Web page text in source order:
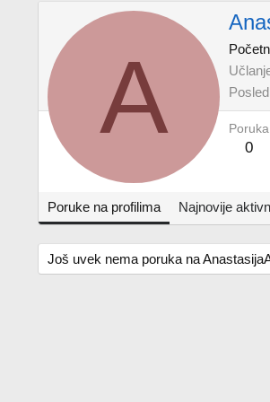
A Poruka
0
Poruke na profilima Najnovije
Još uvek nema poruka na